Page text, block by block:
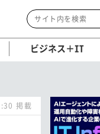
ビジネス＋IT
掲載